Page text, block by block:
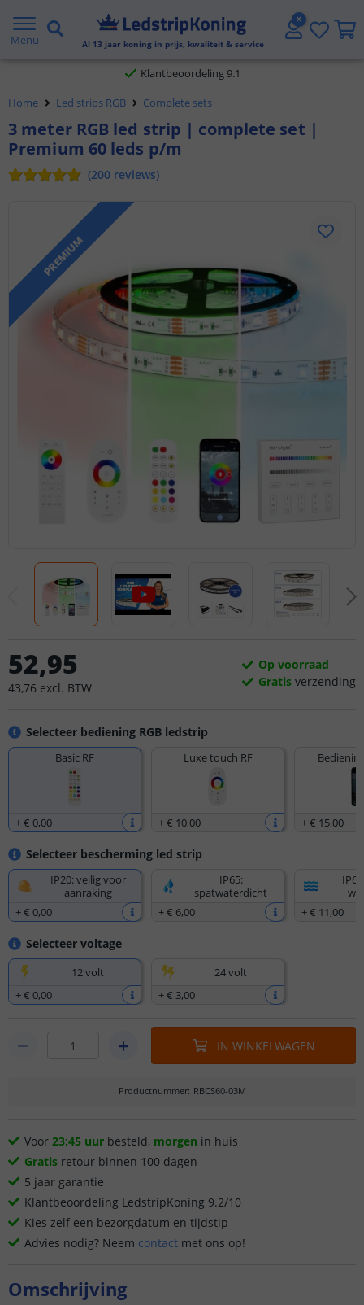
Menu Al 13 jaar koning in prijs, kwaliteit & service
Gratis verzending vanaf € 20,- NL en BE
Klantbeoordeling 9.1
Voor 23:45 uur besteld,morgen in huis
Home Led strips RGB Complete sets
3 meter RGB led strip | complete set |
Premium 60 leds p/m
(200 reviews)
PREMIUM
Selecteer bediening RGB ledstrip
Basic RF
+€ 0,00
Luxe touch RF
+€ 10,00 +€ 15,00
Selecteer bescherming led strip
IP20: veilig voor
aanraking
+€ 0,00
IP65:
spatwaterdicht
+€ 6,00
+€ 11,00
Selecteer voltage
12 volt
+€ 0,00
24 volt
+€ 3,00
52,95
43,76 excl. BTW
Op voorraad
Gratis verzending
IN WINKELWAGEN
Productnummer: RBCS60-03M
Voor 23:45 uur besteld, morgen in huis
Gratis retour binnen 100 dagen
5 jaar garantie
Klantbeoordeling LedstripKoning 9.2/10
Kies zelf een bezorgdatum en tijdstip
Advies nodig? Neem contact met ons op!
Omschrijving